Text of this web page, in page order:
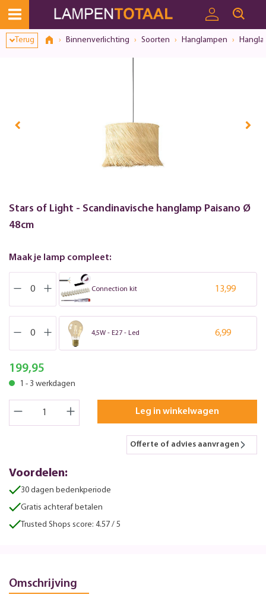
Terug Binnenverlichting Soorten Hanglampen
Stars of Light - Scandinavische hanglamp Paisano Ø
48cm
Maak je lamp compleet:
Connection kit 13,99
4,5W - E27 - Led 6,99
199,95
1 - 3 werkdagen
Leg in winkelwagen
Offerte of advies aanvragen
Voordelen:
30 dagen bedenkperiode
Gratis achteraf betalen
Trusted Shops score: 4.57 / 5
Omschrijving